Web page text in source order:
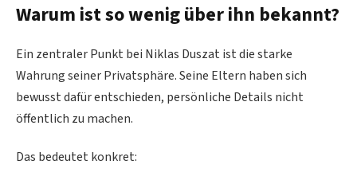
Warum ist so wenig über ihn bekannt?
Ein zentraler Punkt bei Niklas Duszat ist die starke
Wahrung seiner Privatsphäre. Seine Eltern haben sich
bewusst dafür entschieden, persönliche Details nicht
öffentlich zu machen.
Das bedeutet konkret: